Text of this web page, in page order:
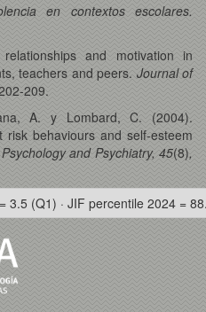
en contextos escolares.
and motivation in
teachers and peers. Journal of
209.
A. y Lombard, C. (2004).
risk behaviours and self-esteem
and Psychiatry, 45(8),
= 3.5 (Q1) · JIF percentile 2024 =